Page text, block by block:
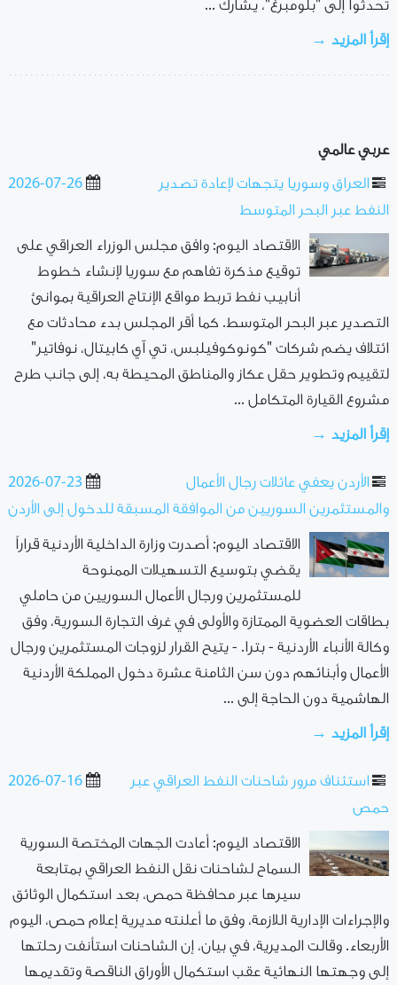
تحدثوا إلى "بلومبرغ"، يشارك ...
إقرأ المزيد →
عربي عالمي
2026-07-26
العراق وسوريا يتجهات لإعادة تصدير
النفط عبر البحر المتوسط
الاقتصاد اليوم: وافق مجلس الوزراء العراقي على
توقيع مذكرة تفاهم مع سوريا لإنشاء خطوط
أنابيب نفط تربط مواقع الإنتاج العراقية بموانئ
التصدير عبر البحر المتوسط. كما أقر المجلس بدء محادثات مع
ائتلاف يضم شركات "كونوكوفيلبس، تي آي كابيتال، نوفاتير"
لتقييم وتطوير حقل عكاز والمناطق المحيطة به، إلى جانب طرح
مشروع القيارة المتكامل ...
إقرأ المزيد →
2026-07-23
الأردن يعفي عائلات رجال الأعمال
والمستثمرين السوريين من الموافقة المسبقة للدخول إلى الأردن
الاقتصاد اليوم: أصدرت وزارة الداخلية الأردنية قراراً
يقضي بتوسيع التسهيلات الممنوحة
للمستثمرين ورجال الأعمال السوريين من حاملي
بطاقات العضوية الممتازة والأولى في غرف التجارة السورية، وفق
وكالة الأنباء الأردنية - بترا. - يتيح القرار لزوجات المستثمرين ورجال
الأعمال وأبنائهم دون سن الثامنة عشرة دخول المملكة الأردنية
الهاشمية دون الحاجة إلى ...
إقرأ المزيد →
2026-07-16
استئناف مرور شاحنات النفط العراقي عبر
حمص
الاقتصاد اليوم: أعادت الجهات المختصة السورية
السماح لشاحنات نقل النفط العراقي بمتابعة
سيرها عبر محافظة حمص، بعد استكمال الوثائق
والإجراءات الإدارية اللازمة، وفق ما أعلنته مديرية إعلام حمص، اليوم
الأربعاء. وقالت المديرية، في بيان، إن الشاحنات استأنفت رحلتها
إلى وجهتها النهائية عقب استكمال الأوراق الناقصة وتقديمها